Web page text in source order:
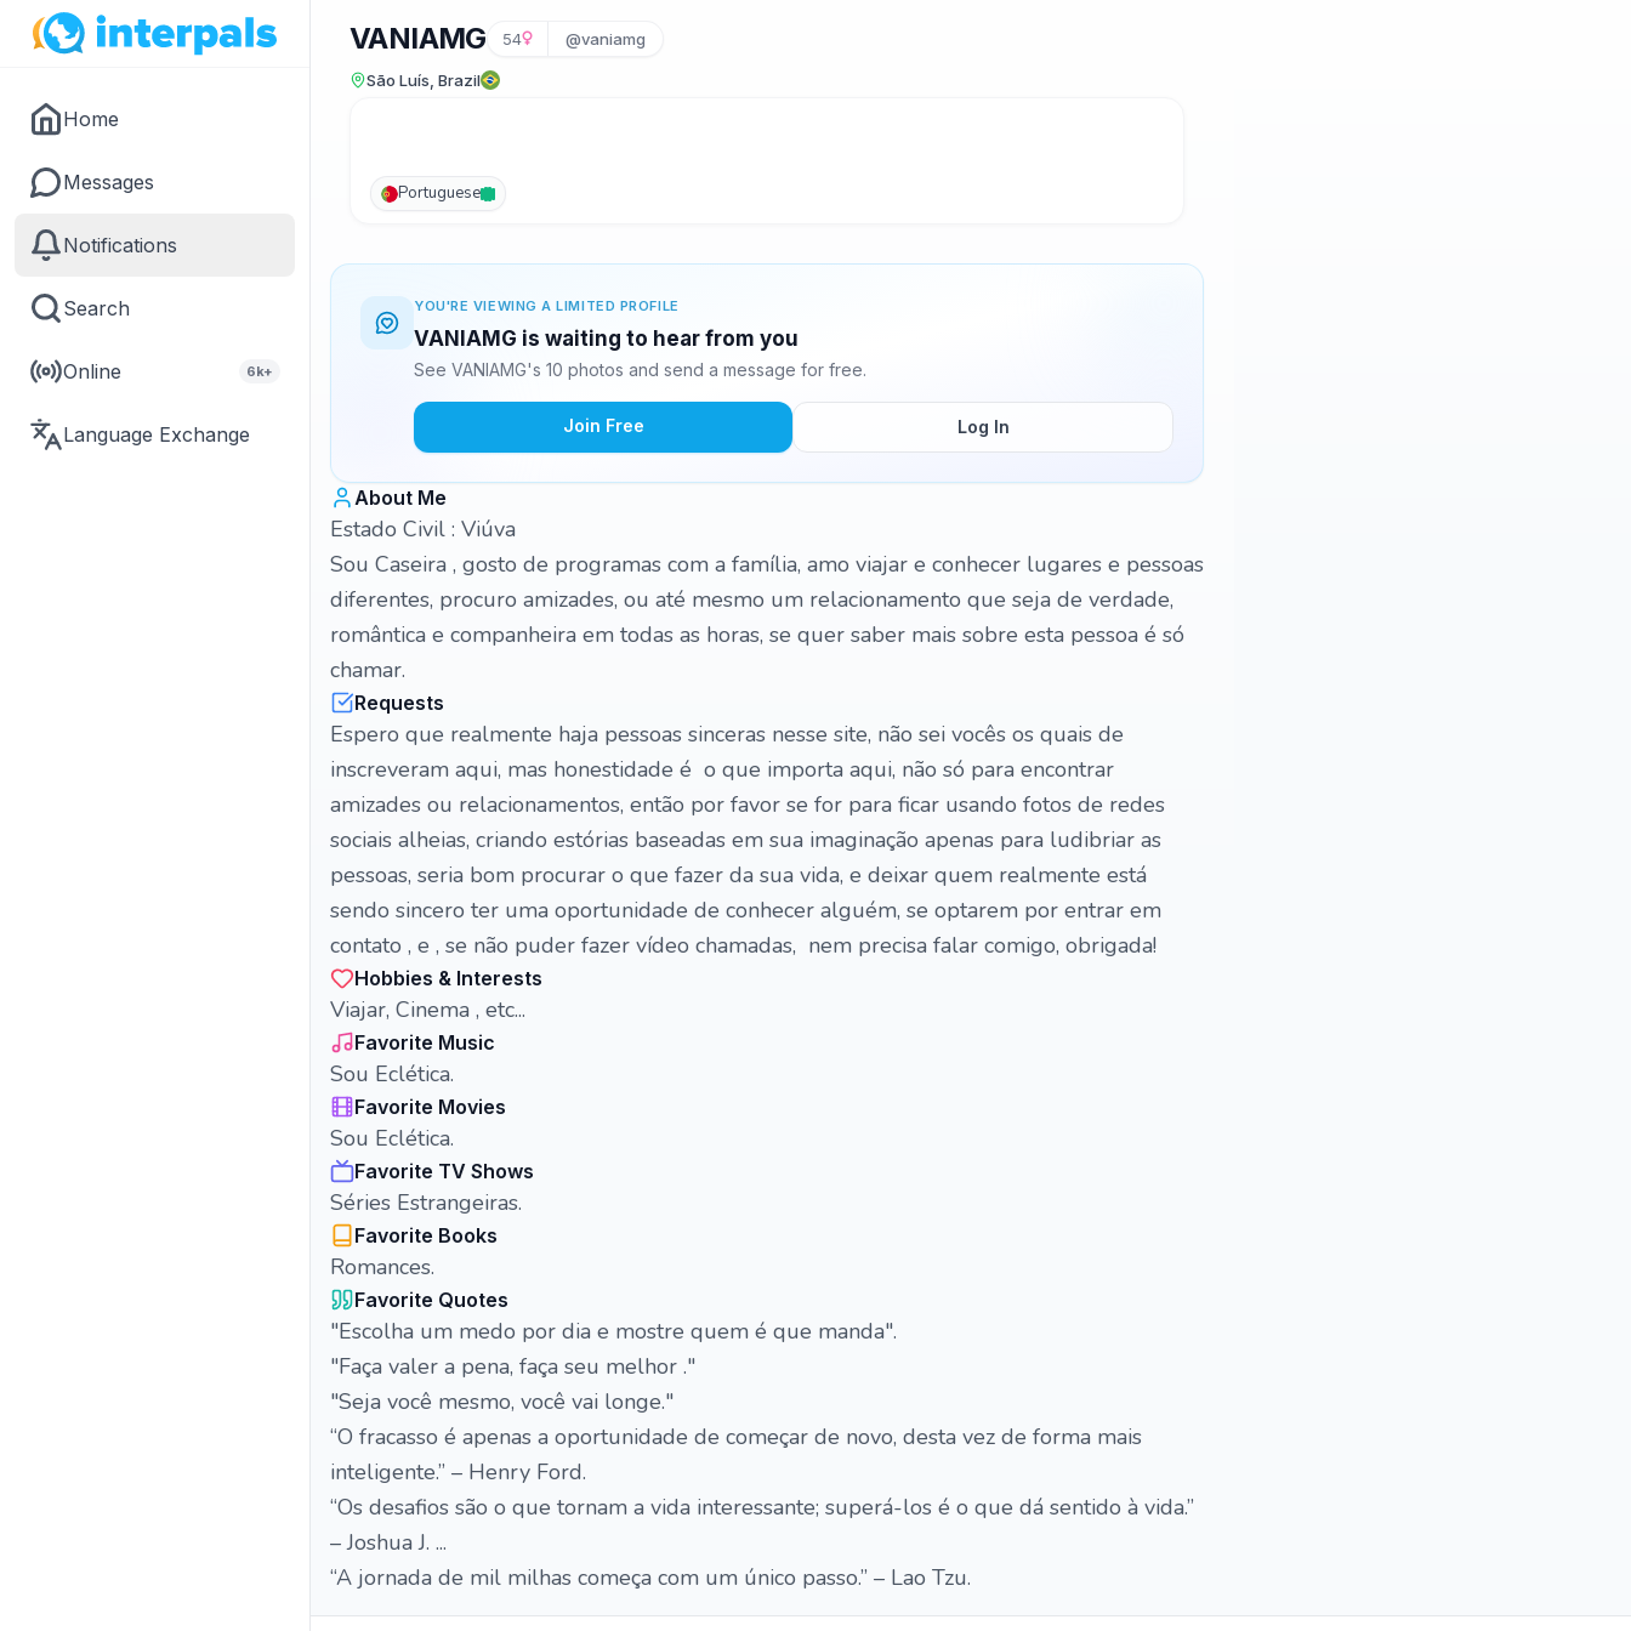
Home
Messages
Notifications
Search
Online 6k+
Language Exchange
VANIAMG 54 @vaniamg
São Luís, Brazil
Portuguese
YOU'RE VIEWING A LIMITED PROFILE
VANIAMG is waiting to hear from you
See VANIAMG's 10 photos and send a message for free.
Join Free Log In
About Me
Estado Civil : Viúva
Sou Caseira , gosto de programas com a família, amo viajar e conhecer lugares e pessoas
diferentes, procuro amizades, ou até mesmo um relacionamento que seja de verdade,
romântica e companheira em todas as horas, se quer saber mais sobre esta pessoa é só
chamar.
Requests
Espero que realmente haja pessoas sinceras nesse site, não sei vocês os quais de
inscreveram aqui, mas honestidade é o que importa aqui, não só para encontrar
amizades ou relacionamentos, então por favor se for para ficar usando fotos de redes
sociais alheias, criando estórias baseadas em sua imaginação apenas para ludibriar as
pessoas, seria bom procurar o que fazer da sua vida, e deixar quem realmente está
sendo sincero ter uma oportunidade de conhecer alguém, se optarem por entrar em
contato , e , se não puder fazer vídeo chamadas, nem precisa falar comigo, obrigada!
Hobbies & Interests
Viajar, Cinema , etc...
Favorite Music
Sou Eclética.
Favorite Movies
Sou Eclética.
Favorite TV Shows
Séries Estrangeiras.
Favorite Books
Romances.
Favorite Quotes
"Escolha um medo por dia e mostre quem é que manda".
"Faça valer a pena, faça seu melhor ."
"Seja você mesmo, você vai longe."
“O fracasso é apenas a oportunidade de começar de novo, desta vez de forma mais
inteligente.” – Henry Ford.
“Os desafios são o que tornam a vida interessante; superá-los é o que dá sentido à vida.”
– Joshua J. ...
“A jornada de mil milhas começa com um único passo.” – Lao Tzu.